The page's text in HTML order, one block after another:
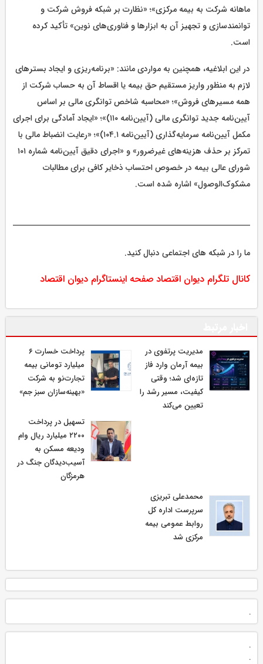
ماهانه شرکت به بیمه مرکزی»؛ «نظارت بر شبکه فروش شرکت و
توانمندسازی و تجهیز آن به ابزارها و فناوری‌های نوین» تأکید کرده
است.
در این ابلاغیه، همچنین به مواردی مانند: «برنامه‌ریزی و ایجاد بسترهای
لازم به منظور واریز مستقیم حق بیمه یا اقساط آن به حساب شرکت از
همه مسیرهای فروش»؛ «محاسبه شاخص توانگری مالی بر اساس
آیین‌نامه جدید توانگری مالی (آیین‌نامه ۱۱۰)»؛ «ایجاد آمادگی برای اجرای
مکمل آیین‌نامه سرمایه‌گذاری (آیین‌نامه ۱۰۴.۱)»؛ «رعایت انضباط مالی با
تمرکز بر حذف هزینه‌های غیرضرور» و «اجرای دقیق آیین‌نامه شماره ۱۰۱
شورای عالی بیمه در خصوص احتساب ذخایر کافی برای مطالبات
مشکوک‌الوصول» اشاره شده است.
ما را در شبکه های اجتماعی دنبال کنید.
کانال تلگرام دیوان اقتصاد صفحه اینستاگرام دیوان اقتصاد
مدیریت پرتفوی در
بیمه آرمان وارد فاز
تازه‌ای شد؛ وقتی
کیفیت، مسیر رشد را
تعیین می‌کند
پرداخت خسارت ۶
میلیارد تومانی بیمه
تجارت‌نو به شرکت
«بهینه‌سازان سبز جم»
تسهیل در پرداخت
۲۲۰۰ میلیارد ریال وام
ودیعه مسکن به
آسیب‌دیدگان جنگ در
هرمزگان
محمدعلی تبریزی
سرپرست اداره كل
روابط عمومی بیمه
مركزی شد
.
.
.